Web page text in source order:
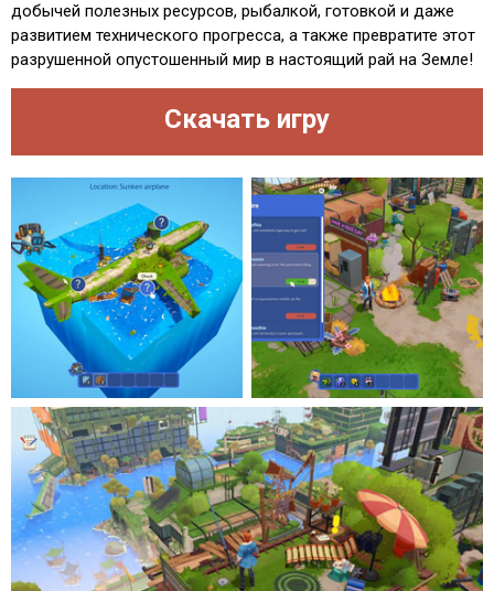
добычей полезных ресурсов, рыбалкой, готовкой и даже
развитием технического прогресса, а также превратите этот
разрушенной опустошенный мир в настоящий рай на Земле!
Скачать игру